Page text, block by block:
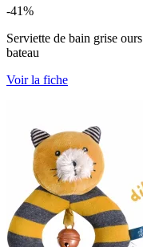
-41%
Serviette de bain grise
bateau
Voir la fiche